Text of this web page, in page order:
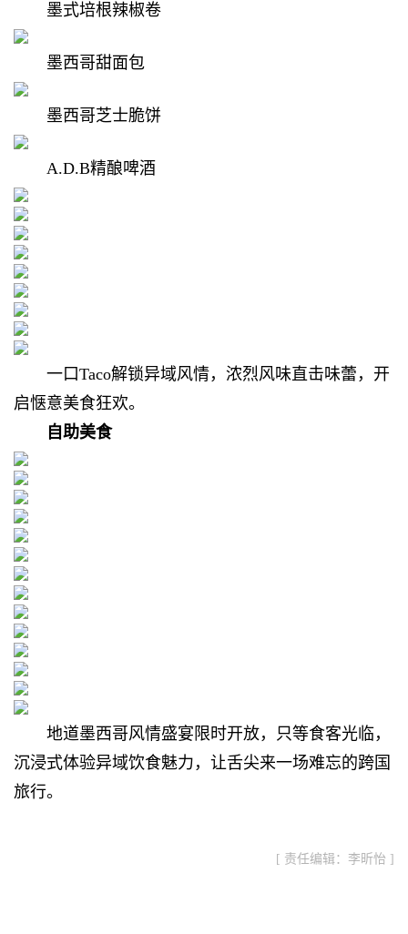
墨式培根辣椒卷
墨西哥甜面包
墨西哥芝士脆饼
A.D.B精酿啤酒
一口Taco解锁异域风情， 浓烈风味直击味蕾， 开
启惬意美食狂欢。
自助美食
地道墨西哥风情盛宴限时开放， 只等食客光临，
沉浸式体验异域饮食魅力， 让舌尖来一场难忘的跨国
旅行。
[ 责任编辑：李昕怡 ]